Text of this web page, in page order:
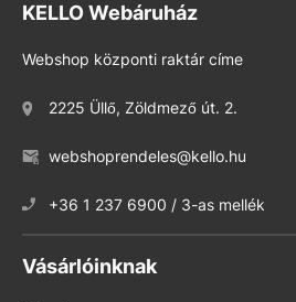
KELLO Webáruház
Webshop központi raktár címe
2225 Üllő, Zöldmező út. 2.
webshoprendeles@kello.hu
+36 1 237 6900 / 3-as mellék
Vásárlóinknak